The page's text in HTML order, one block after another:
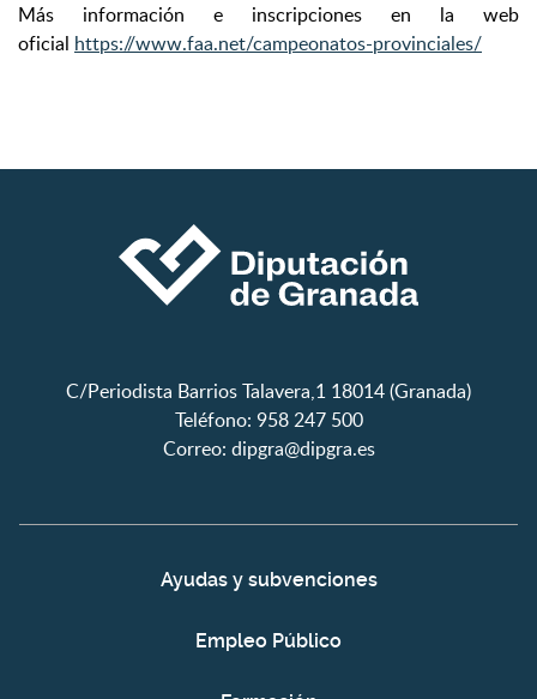
Más información e inscripciones en la web
oficial https://www.faa.net/campeonatos-provinciales/
C/Periodista Barrios Talavera,1 18014 (Granada)
Teléfono: 958 247 500
Correo: dipgra@dipgra.es
Ayudas y subvenciones
Empleo Público